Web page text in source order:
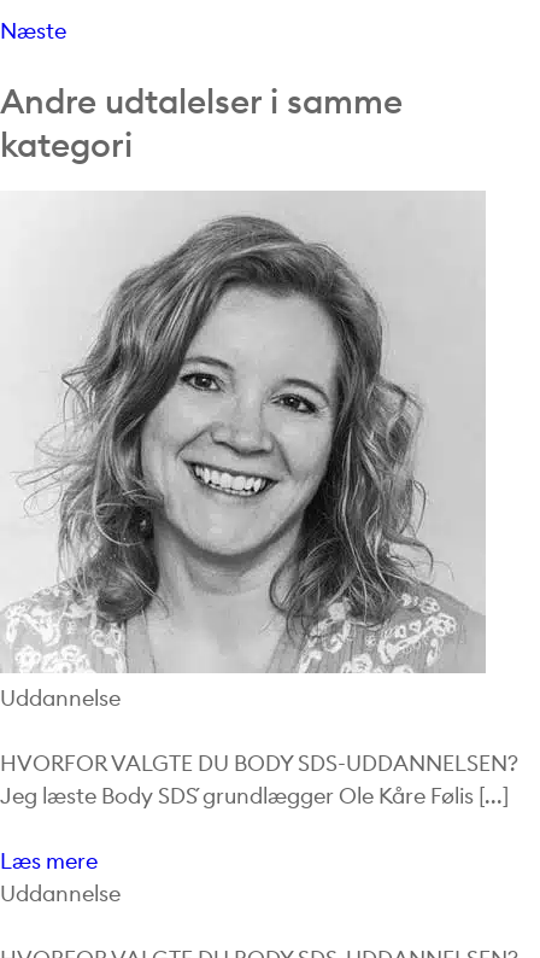
Næste
Andre udtalelser i samme
kategori
Uddannelse
HVORFOR VALGTE DU BODY SDS-UDDANNELSEN?
Jeg læste Body SDS´ grundlægger Ole Kåre Følis [...]
Læs mere
Uddannelse